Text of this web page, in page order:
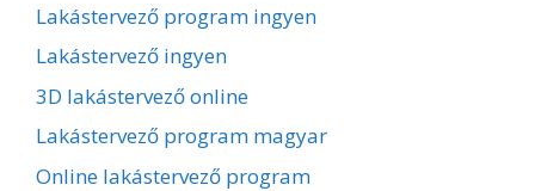
Lakástervező program ingyen
Lakástervező ingyen
3D lakástervező online
Lakástervező program magyar
Online lakástervező program